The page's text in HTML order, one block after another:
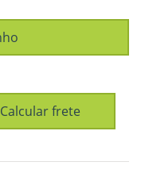
Calcular frete